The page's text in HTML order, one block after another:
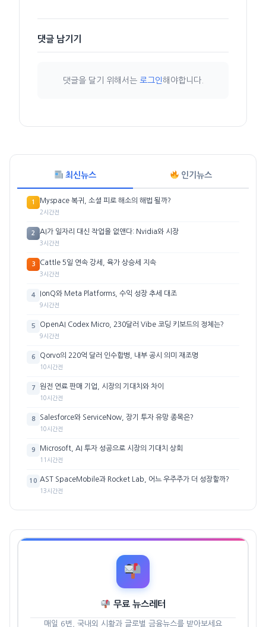
댓글 남기기
댓글을 달기 위해서는 로그인해야합니다.
최신뉴스 인기뉴스
1 Myspace 복귀, 소셜 피로 해소의 해법 될까?
2시간전
2 AI가 일자리 대신 작업을 없앤다: Nvidia와 시장
3시간전
3 Cattle 5일 연속 강세, 육가 상승세 지속
3시간전
4 IonQ와 Meta Platforms, 수익 성장 추세 대조
9시간전
5 OpenAI Codex Micro, 230달러 Vibe 코딩 키보드의 정체는?
9시간전
6 Qorvo의 220억 달러 인수합병, 내부 공시 의미 재조명
10시간전
7 원전 연료 판매 기업, 시장의 기대치와 차이
10시간전
8 Salesforce와 ServiceNow, 장기 투자 유망 종목은?
10시간전
9 Microsoft, AI 투자 성공으로 시장의 기대치 상회
11시간전
10 AST SpaceMobile과 Rocket Lab, 어느 우주주가 더 성장할까?
13시간전
무료 뉴스레터
매일 6번, 국내외 시황과 글로벌 금융뉴스를 받아보세요